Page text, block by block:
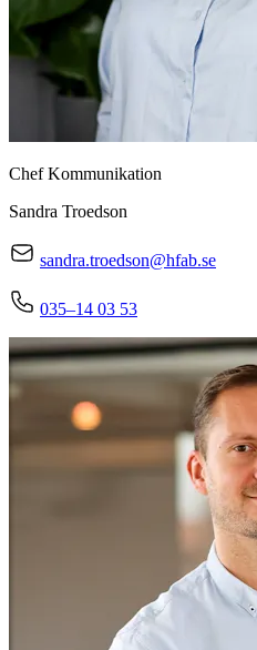
Chef Kommunikation
Sandra Troedson
sandra.troedson@hfab.se
035–14 03 53